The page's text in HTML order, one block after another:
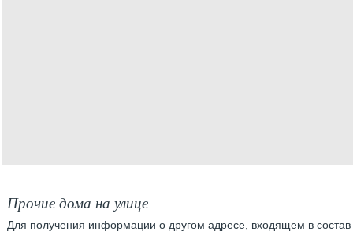
Прочие дома на улице
Для получения информации о другом адресе, входящем в состав